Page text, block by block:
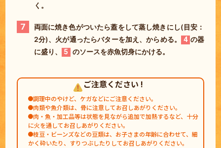
く。
7
両面に焼き色がついたら蓋をして蒸し焼きにし(目安：
2分)、火が通ったらバターを加え、からめる。
4 の器
に盛り、
5 のソースを赤魚切身にかける。
ご注意ください !
調理中のやけど、ケガなどにご注意ください。
肉類や魚介類は、骨に注意してお召しあがりください。
肉・魚・加工品等は状態を見ながら追加で加熱するなど、十分
に火を通してお召しあがりください。
枝豆・ビーンズなどの豆類は、お子さまの年齢に合わせて、細
かく砕いたり、すりつぶしたりしてお召しあがりください。